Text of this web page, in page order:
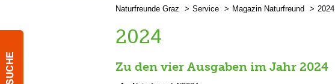
Naturfreunde Graz Service Magazin Naturfreund 2024
2024
Zu den vier Ausgaben im Jahr 2024